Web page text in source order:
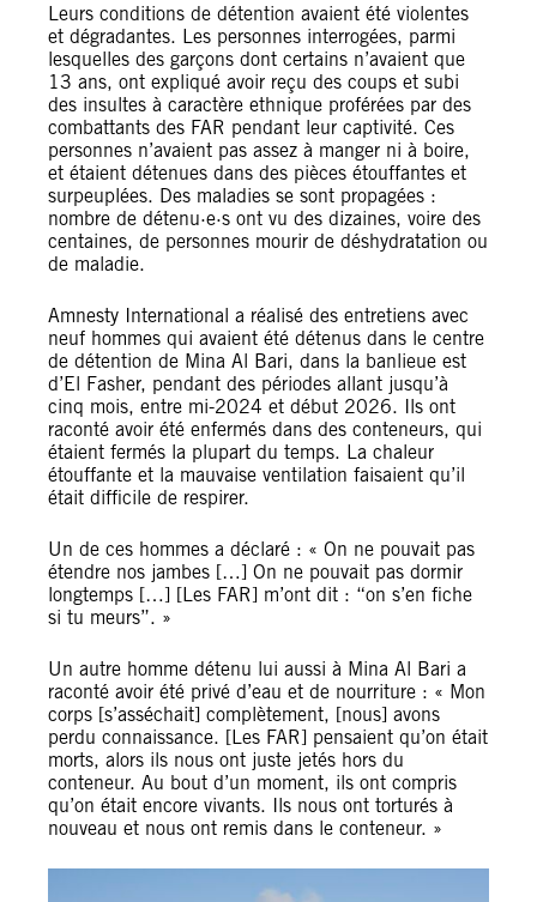
Leurs conditions de détention avaient été violentes
et dégradantes. Les personnes interrogées, parmi
lesquelles des garçons dont certains n’avaient que
13 ans, ont expliqué avoir reçu des coups et subi
des insultes à caractère ethnique proférées par des
combattants des FAR pendant leur captivité. Ces
personnes n’avaient pas assez à manger ni à boire,
et étaient détenues dans des pièces étouffantes et
surpeuplées. Des maladies se sont propagées :
nombre de détenu·e·s ont vu des dizaines, voire des
centaines, de personnes mourir de déshydratation ou
de maladie.
Amnesty International a réalisé des entretiens avec
neuf hommes qui avaient été détenus dans le centre
de détention de Mina Al Bari, dans la banlieue est
d’El Fasher, pendant des périodes allant jusqu’à
cinq mois, entre mi-2024 et début 2026. Ils ont
raconté avoir été enfermés dans des conteneurs, qui
étaient fermés la plupart du temps. La chaleur
étouffante et la mauvaise ventilation faisaient qu’il
était difficile de respirer.
Un de ces hommes a déclaré : « On ne pouvait pas
étendre nos jambes […] On ne pouvait pas dormir
longtemps […] [Les FAR] m’ont dit : “on s’en fiche
si tu meurs”. »
Un autre homme détenu lui aussi à Mina Al Bari a
raconté avoir été privé d’eau et de nourriture : « Mon
corps [s’asséchait] complètement, [nous] avons
perdu connaissance. [Les FAR] pensaient qu’on était
morts, alors ils nous ont juste jetés hors du
conteneur. Au bout d’un moment, ils ont compris
qu’on était encore vivants. Ils nous ont torturés à
nouveau et nous ont remis dans le conteneur. »